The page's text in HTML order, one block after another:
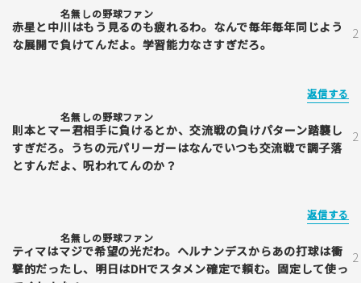
名無しの野球ファン
赤星と中川はもう見るのも疲れるわ。なんで毎年毎年同じよう
な展開で負けてんだよ。学習能力なさすぎだろ。
返信する
名無しの野球ファン
則本とマー君相手に負けるとか、交流戦の負けパターン踏襲し
すぎだろ。うちの元パリーガーはなんでいつも交流戦で調子落
とすんだよ、呪われてんのか？
返信する
名無しの野球ファン
ティマはマジで希望の光だわ。ヘルナンデスからあの打球は衝
撃的だったし、明日はDHでスタメン確定で頼む。固定して使っ